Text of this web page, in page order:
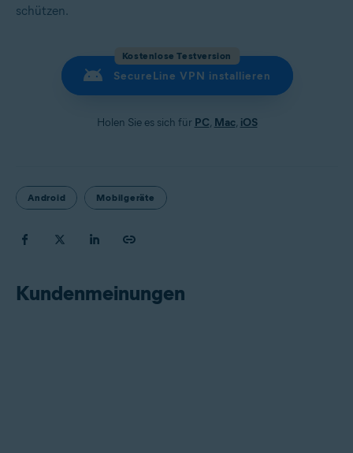
schützen.
Kostenlose Testversion
SecureLine VPN installieren
Holen Sie es sich für PC, Mac, iOS
Android Mobilgeräte
Kundenmeinungen